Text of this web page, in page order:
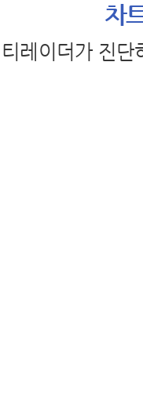
차
티레이더가 진